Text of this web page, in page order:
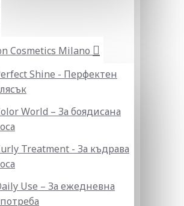
Cosmetics Milano
Shine - Перфектен
World – За боядисана
Treatment - За къдрава
Use – За ежедневна